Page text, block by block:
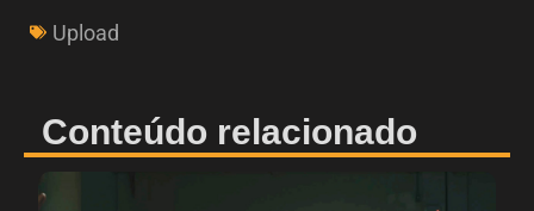
Upload
Conteúdo relacionado